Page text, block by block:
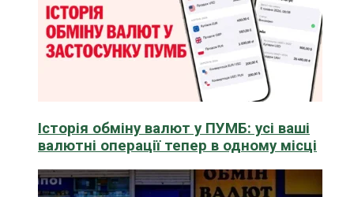
Історія обміну валют у ПУМБ: усі ваші
валютні операції тепер в одному місці